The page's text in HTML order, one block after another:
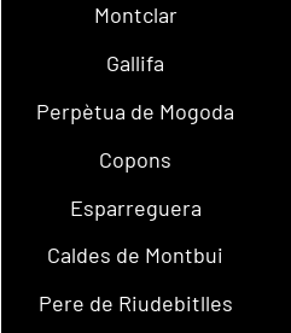
Montclar
Gallifa
Perpètua de Mogoda
Copons
Esparreguera
Caldes de Montbui
Pere de Riudebitlles